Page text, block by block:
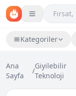
Kategoriler
Ana
Sayfa
/
Giyilebilir
Teknoloji